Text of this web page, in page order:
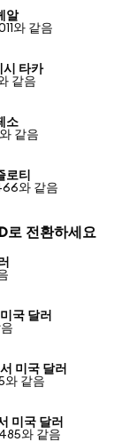
알
와 같음
시 타카
같음
소
같음
로티
와 같음
로 전환하세요
국 달러
미국 달러
와 같음
미국 달러
와 같음